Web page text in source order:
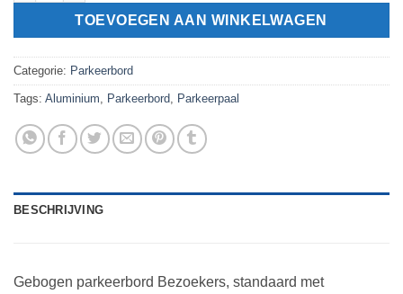
TOEVOEGEN AAN WINKELWAGEN
Categorie: Parkeerbord
Tags: Aluminium, Parkeerbord, Parkeerpaal
BESCHRIJVING
Gebogen parkeerbord Bezoekers, standaard met